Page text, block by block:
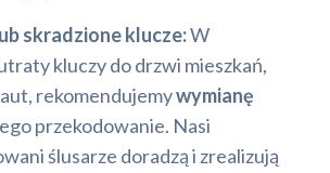
skradzione klucze:W
kluczy do drzwi mieszkań,
rekomendujemywymianę
przekodowanie. Nasi
ślusarze doradzą i zrealizują